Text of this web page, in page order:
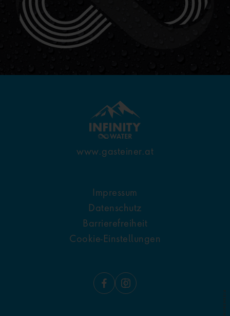
www.gasteiner.at
Impressum
Datenschutz
Barrierefreiheit
Cookie-Einstellungen